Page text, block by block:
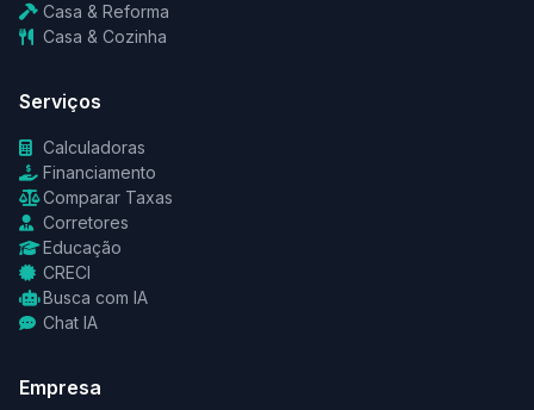
Casa & Reforma
Casa & Cozinha
Serviços
Calculadoras
Financiamento
Comparar Taxas
Corretores
Educação
CRECI
Busca com IA
Chat IA
Empresa